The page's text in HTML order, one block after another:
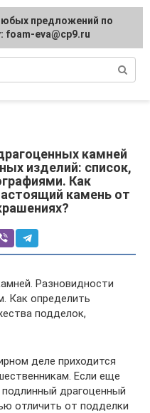
камней
изделий: список,
Как
камень от
Разновидности
Как определить
подделок,
деле приходится
Если еще
драгоценный
отличить от подделки
предложений по
foam-eva@cp9.ru